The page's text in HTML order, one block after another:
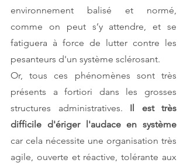
environnement balisé et normé,
comme on peut s’y attendre, et se
fatiguera à force de lutter contre les
pesanteurs d'un système sclérosant.
Or, tous ces phénomènes sont très
présents a fortiori dans les grosses
structures administratives. Il est très
difficile d'ériger l'audace en système
car cela nécessite une organisation très
agile, ouverte et réactive, tolérante aux